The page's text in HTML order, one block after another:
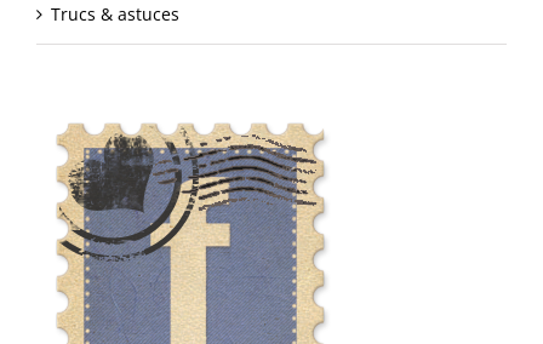
Trucs & astuces